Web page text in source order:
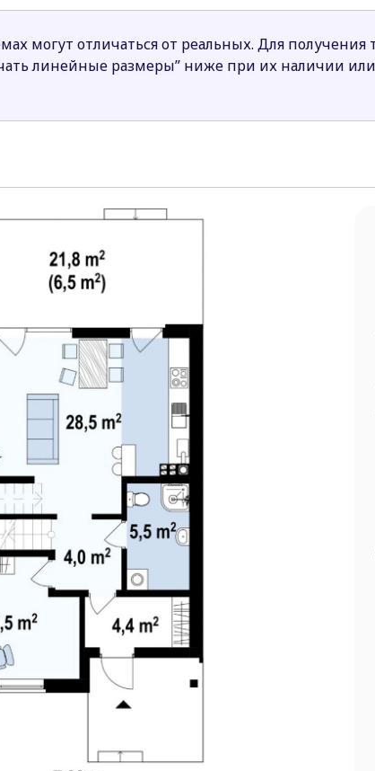
за счет высоких аттиковых стен.
могут отличаться от реальных. Для
линейные размеры” ниже при их наличии